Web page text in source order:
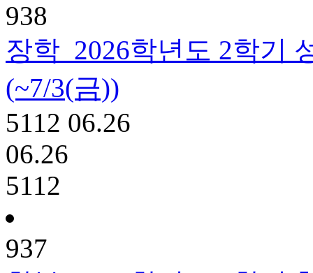
938
장학 2026학년도 2학기
(~7/3(금))
5112 06.26
06.26
5112
937